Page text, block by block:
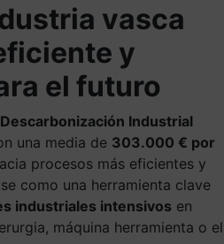
vasca
y
el futuro
Industrial
una media de 303.000 € por
procesos más eficientes y
como una herramienta clave
industriales intensivos en
máquina herramienta o el